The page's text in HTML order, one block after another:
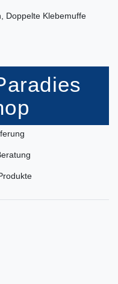
Doppelte Klebemuffe